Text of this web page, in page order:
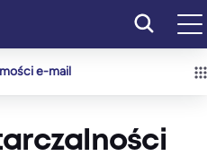
e-mail